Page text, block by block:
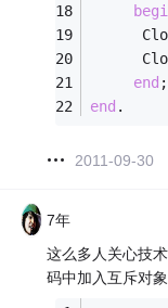
end ;
end .
2011-09-30
7年
这么多人关心技
码中加入互斥对象